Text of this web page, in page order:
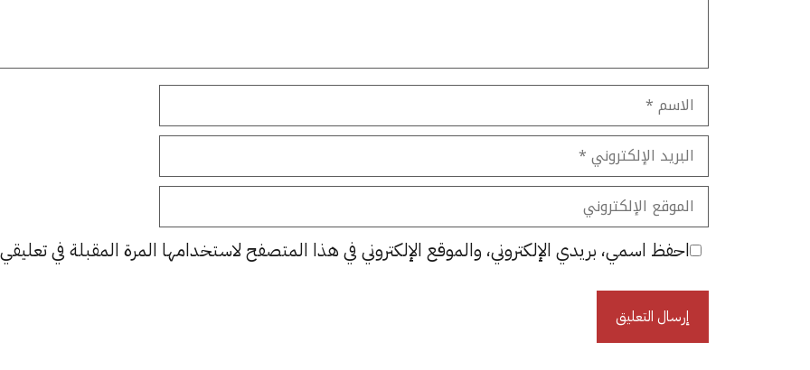
الاسم
البريد
الإلكتروني
الموقع
الإلكتروني
احفظ اسمي، بريدي الإلكتروني، والموقع الإلكتروني في هذا المتصفح لاستخدامها المرة المقبلة في